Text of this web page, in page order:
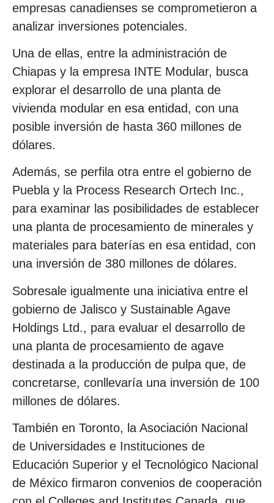
empresas canadienses se comprometieron a
analizar inversiones potenciales.
Una de ellas, entre la administración de
Chiapas y la empresa INTE Modular, busca
explorar el desarrollo de una planta de
vivienda modular en esa entidad, con una
posible inversión de hasta 360 millones de
dólares.
Además, se perfila otra entre el gobierno de
Puebla y la Process Research Ortech Inc.,
para examinar las posibilidades de establecer
una planta de procesamiento de minerales y
materiales para baterías en esa entidad, con
una inversión de 380 millones de dólares.
Sobresale igualmente una iniciativa entre el
gobierno de Jalisco y Sustainable Agave
Holdings Ltd., para evaluar el desarrollo de
una planta de procesamiento de agave
destinada a la producción de pulpa que, de
concretarse, conllevaría una inversión de 100
millones de dólares.
También en Toronto, la Asociación Nacional
de Universidades e Instituciones de
Educación Superior y el Tecnológico Nacional
de México firmaron convenios de cooperación